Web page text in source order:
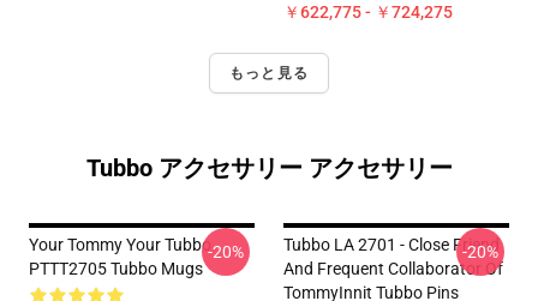
￥622,775 - ￥724,275
もっと見る
Tubbo アクセサリー アクセサリー
Your Tommy Your Tubbo
PTTT2705 Tubbo Mugs
-20%
Tubbo LA 2701 - Close Friend
And Frequent Collaborator Of
TommyInnit Tubbo Pins
-20%